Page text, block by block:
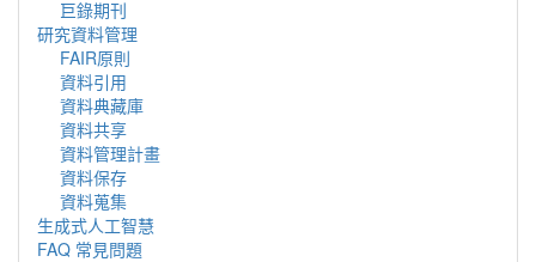
巨錄期刊
研究資料管理
FAIR原則
資料引用
資料典藏庫
資料共享
資料管理計畫
資料保存
資料蒐集
生成式人工智慧
FAQ 常見問題